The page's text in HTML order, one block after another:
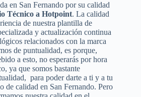
en San Fernando por su calidad
Técnico a Hotpoint. La calidad
de nuestra plantilla de
y actualización continua
relacionados con la marca
de puntualidad, es porque,
a esto, no esperarás por hora
ya que somos bastante
para poder darte a ti y a tu
de calidad en San Fernando. Pero